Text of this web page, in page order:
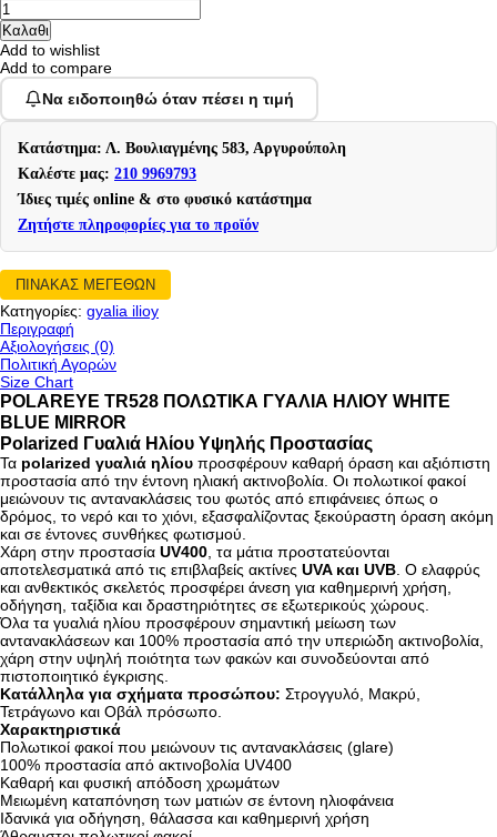
Add to wishlist
Add to compare
Να ειδοποιηθώ όταν πέσει η τιμή
Κατάστημα: Λ. Βουλιαγμένης 583, Αργυρούπολη
Καλέστε μας: 210 9969793
Ίδιες τιμές online & στο φυσικό κατάστημα
Ζητήστε πληροφορίες για το προϊόν
ΠΙΝΑΚΑΣ ΜΕΓΕΘΩΝ
Κατηγορίες: gyalia ilioy
Περιγραφή
Αξιολογήσεις (0)
Πολιτική Αγορών
Size Chart
POLAREYE TR528 ΠΟΛΩΤΙΚΑ ΓΥΑΛΙΑ ΗΛΙΟΥ WHITE
BLUE MIRROR
Polarized Γυαλιά Ηλίου Υψηλής Προστασίας
Τα polarized γυαλιά ηλίου προσφέρουν καθαρή όραση και αξιόπιστη
προστασία από την έντονη ηλιακή ακτινοβολία. Οι πολωτικοί φακοί
μειώνουν τις αντανακλάσεις του φωτός από επιφάνειες όπως ο
δρόμος, το νερό και το χιόνι, εξασφαλίζοντας ξεκούραστη όραση ακόμη
και σε έντονες συνθήκες φωτισμού.
Χάρη στην προστασία UV400 , τα μάτια προστατεύονται
αποτελεσματικά από τις επιβλαβείς ακτίνες UVA και UVB . Ο ελαφρύς
και ανθεκτικός σκελετός προσφέρει άνεση για καθημερινή χρήση,
οδήγηση, ταξίδια και δραστηριότητες σε εξωτερικούς χώρους.
Όλα τα γυαλιά ηλίου προσφέρουν σημαντική μείωση των
αντανακλάσεων και 100% προστασία από την υπεριώδη ακτινοβολία,
χάρη στην υψηλή ποιότητα των φακών και συνοδεύονται από
πιστοποιητικό έγκρισης.
Κατάλληλα για σχήματα προσώπου: Στρογγυλό, Μακρύ,
Τετράγωνο και Οβάλ πρόσωπο.
Χαρακτηριστικά
Πολωτικοί φακοί που μειώνουν τις αντανακλάσεις (glare)
100% προστασία από ακτινοβολία UV400
Καθαρή και φυσική απόδοση χρωμάτων
Μειωμένη καταπόνηση των ματιών σε έντονη ηλιοφάνεια
Ιδανικά για οδήγηση, θάλασσα και καθημερινή χρήση